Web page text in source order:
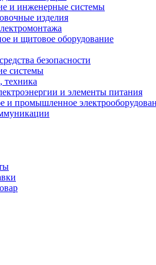
и инженерные системы
изделия
и щитовое оборудование
безопасности
системы
техника
и элементы питания
и промышленное